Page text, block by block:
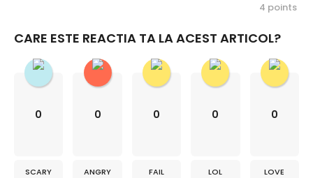
4 points
CARE ESTE REACTIA TA LA ACEST ARTICOL?
0
SCARY
0
ANGRY
0
FAIL
0
LOL
0
LOVE